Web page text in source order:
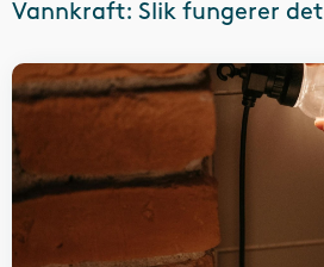
Vannkraft: Slik fungerer det